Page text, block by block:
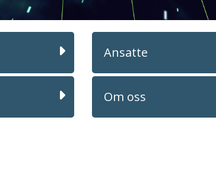
Ansatte
Om oss